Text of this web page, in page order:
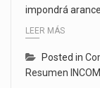
impondrá
LEER MÁS
Posted in
Resumen